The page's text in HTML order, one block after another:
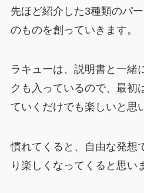
先ほど紹介した3種類のパ
のものを創っていきます。
ラキューは、説明書と一緒
クも入っているので、最初
ていくだけでも楽しいと思
慣れてくると、自由な発想
り楽しくなってくると思い